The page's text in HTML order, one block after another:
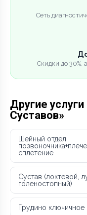
Сеть
Скидки до 30%,
Другие
Суставов»
Шейный отдел
сплетение
Сустав (локтевой,
голеностопный)
Грудино ключичное